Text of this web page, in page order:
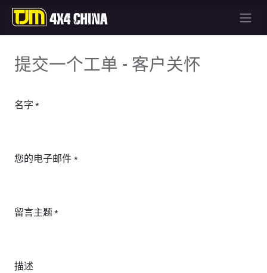
提交一个工单 - 客户关怀
名字 *
您的电子邮件 *
留言主题*
描述